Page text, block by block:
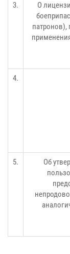
3.
О
патронов),
4.
5.
Об